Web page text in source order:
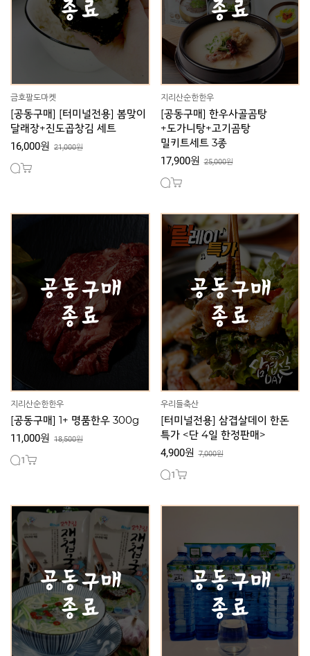
금호팔도마켓
[공동구매] [터미널전용] 봄맞이
달래장+진도곱창김 세트
16,000원 21,000원
지리산순한한우
[공동구매] 한우사골곰탕
+도가니탕+고기곰탕
밀키트세트 3종
17,900원 25,000원
지리산순한한우
[공동구매] 1+ 명품한우 300g
11,000원 18,500원
1
우리들축산
[터미널전용] 삼겹살데이 한돈
특가 <단 4일 한정판매>
4,900원 7,000원
1